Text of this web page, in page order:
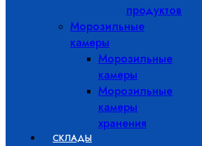
продуктов
Морозильные
камеры
Морозильные
камеры
Морозильные
камеры
хранения
СКЛАДЫ